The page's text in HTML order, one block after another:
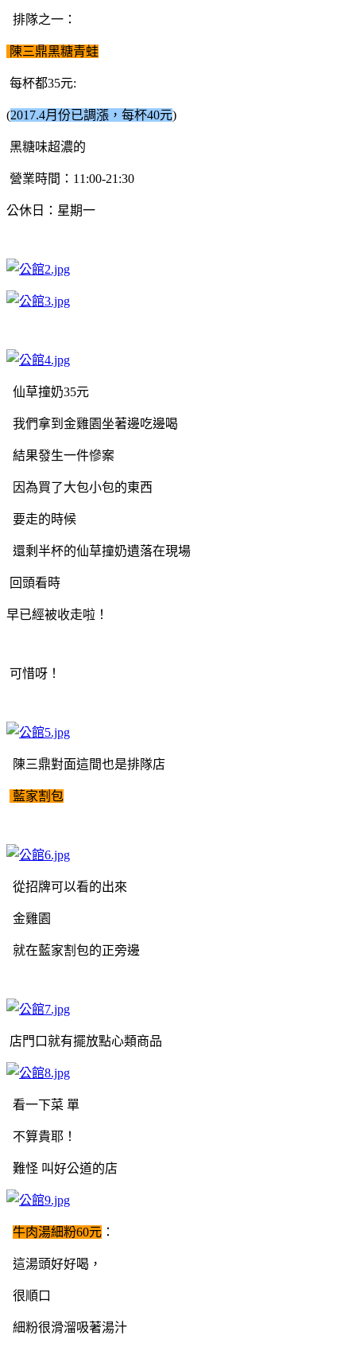
排隊之一：
陳三鼎黑糖青蛙
每杯都35元:
(2017.4月份已調漲，每杯40元)
黑糖味超濃的
營業時間：11:00-21:30
公休日：星期一
仙草撞奶35元
我們拿到金雞園坐著邊吃邊喝
結果發生一件慘案
因為買了大包小包的東西
要走的時候
還剩半杯的仙草撞奶遺落在現場
回頭看時
早已經被收走啦！
可惜呀！
陳三鼎對面這間也是排隊店
藍家割包
從招牌可以看的出來
金雞園
就在藍家割包的正旁邊
店門口就有擺放點心類商品
看一下菜 單
不算貴耶！
難怪 叫好公道的店
牛肉湯細粉60元 ：
這湯頭好好喝，
很順口
細粉很滑溜吸著湯汁